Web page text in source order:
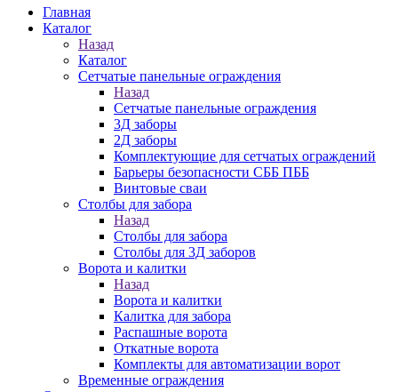
Главная
Каталог
Назад
Каталог
Сетчатые панельные ограждения
Назад
Сетчатые панельные ограждения
3Д заборы
2Д заборы
Комплектующие для сетчатых ограждений
Барьеры безопасности СББ ПББ
Винтовые сваи
Столбы для забора
Назад
Столбы для забора
Столбы для 3Д заборов
Ворота и калитки
Назад
Ворота и калитки
Калитка для забора
Распашные ворота
Откатные ворота
Комплекты для автоматизации ворот
Временные ограждения